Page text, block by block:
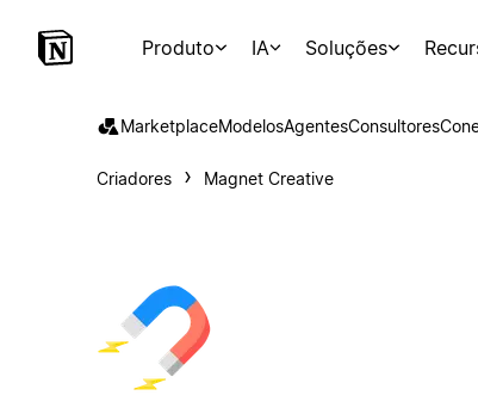
Produto IA Soluções
MarketplaceModelosAgentesConsultores
Criadores Magnet Creative